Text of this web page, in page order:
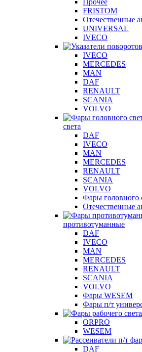
Прочее
FRISTOM
Отечественные
UNIVERSAL
IVECO
IVECO
MERCEDES
MAN
DAF
RENAULT
SCANIA
VOLVO
света
DAF
IVECO
MAN
MERCEDES
RENAULT
SCANIA
VOLVO
Фары головного
Отечественные
противотуманные
DAF
IVECO
MAN
MERCEDES
RENAULT
SCANIA
VOLVO
Фары WESEM
Фары п/т
ORPRO
WESEM
DAF